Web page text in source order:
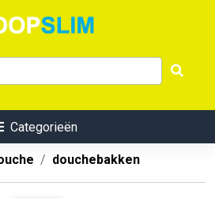
Categorieën
douchebakken